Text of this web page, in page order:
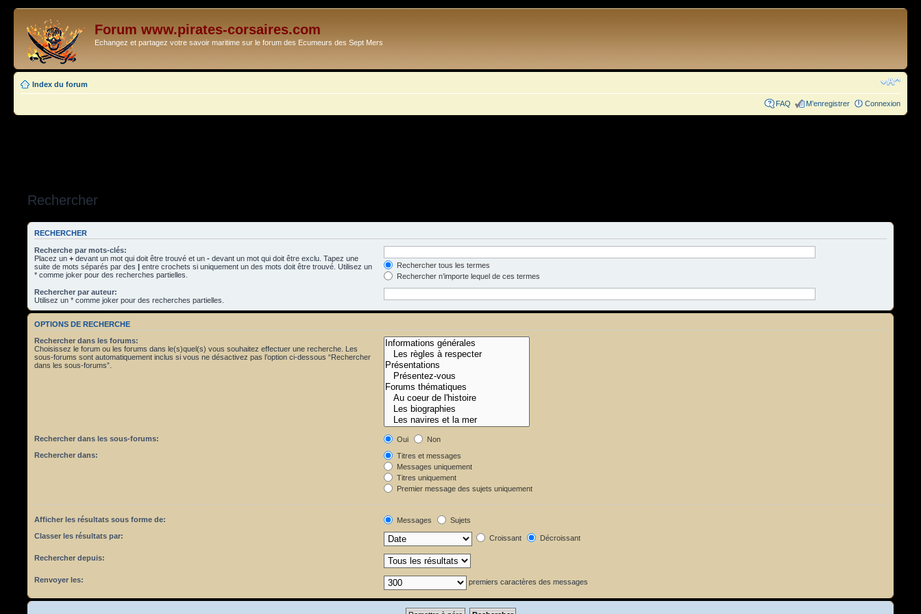
Forum www.pirates-corsaires.com
Echangez et partagez votre savoir maritime sur le forum des Ecumeurs des Sept Mers
Index du forum
FAQ M’enregistrer Connexion
Rechercher
RECHERCHER
Recherche par mots-clés:
Placez un + devant un mot qui doit être trouvé et un - devant un mot qui doit être exclu. Tapez une
suite de mots séparés par des | entre crochets si uniquement un des mots doit être trouvé. Utilisez un
* comme joker pour des recherches partielles.
Rechercher tous les termes
Rechercher n’importe lequel de ces termes
Rechercher par auteur:
Utilisez un * comme joker pour des recherches partielles.
OPTIONS DE RECHERCHE
Rechercher dans les forums:
Choisissez le forum ou les forums dans le(s)quel(s) vous souhaitez effectuer une recherche. Les
sous-forums sont automatiquement inclus si vous ne désactivez pas l’option ci-dessous “Rechercher
dans les sous-forums”.
Rechercher dans les sous-forums: Oui
Non
Rechercher dans:
Titres et messages
Messages uniquement
Titres uniquement
Premier message des sujets uniquement
Afficher les résultats sous forme de: Messages
Sujets
Classer les résultats par:
Croissant Décroissant
Rechercher depuis:
Renvoyer les: premiers caractères des messages